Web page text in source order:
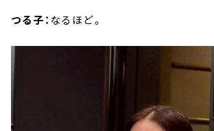
つる子： なるほど。